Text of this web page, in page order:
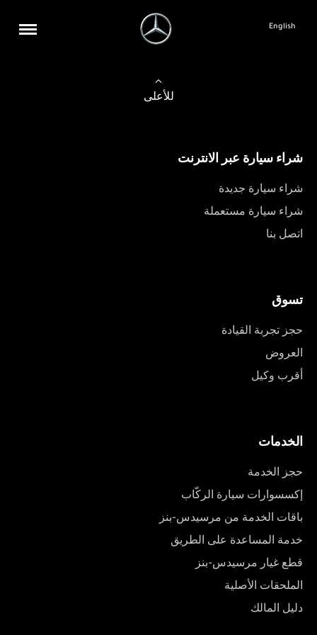
English
للأعلى
شراء سيارة عبر الانترنت
شراء سيارة جديدة
شراء سيارة مستعملة
اتصل بنا
تسوق
حجز تجربة القيادة
العروض
أقرب وكيل
الخدمات
حجز الخدمة
إكسسوارات سيارة الركّاب
باقات الخدمة من مرسيدس-بنز
خدمة المساعدة على الطريق
قطع غيار مرسيدس-بنز
الملحقات الأصلية
دليل المالك